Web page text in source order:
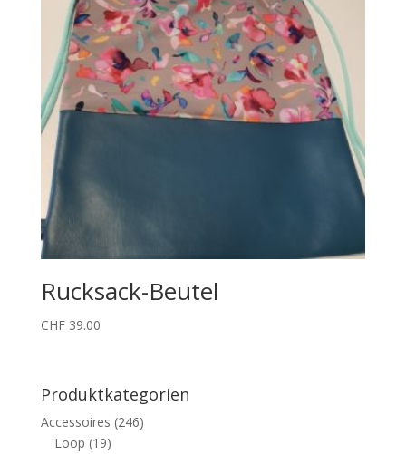
Rucksack-Beutel
CHF39.00
Produktkategorien
Accessoires (246)
Loop (19)